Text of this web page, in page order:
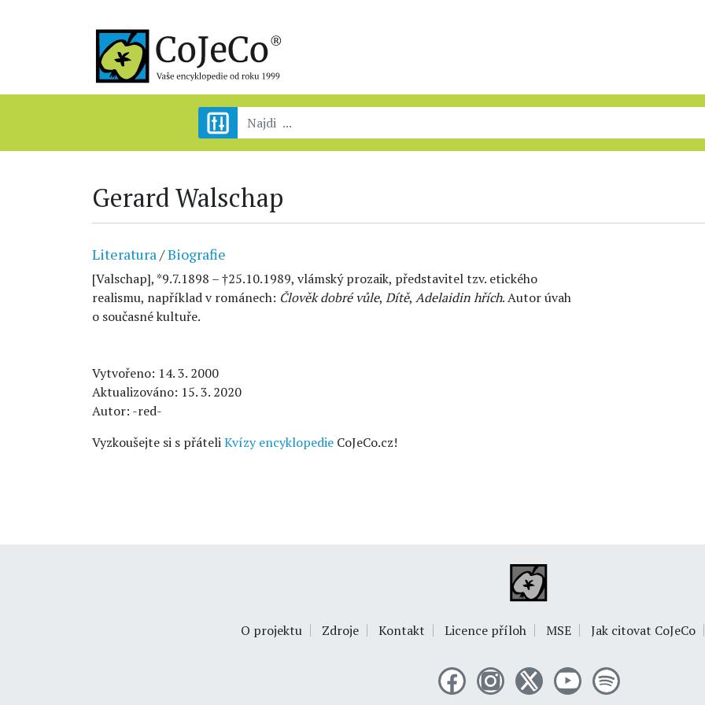
Gerard Walschap
Literatura/Biografie
[Valschap], *9.7.1898 – †25.10.1989, vlámský prozaik, představitel tzv. etického
realismu, například v románech: Člověk dobré vůle, Dítě, Adelaidin hřích. Autor úvah
o současné kultuře.
Vytvořeno: 14. 3. 2000
Aktualizováno: 15. 3. 2020
Autor: -red-
Vyzkoušejte si s přáteliKvízy encyklopedie CoJeCo.cz!
O projektu Zdroje Kontakt Licence příloh MSE Jak citovat CoJeCo